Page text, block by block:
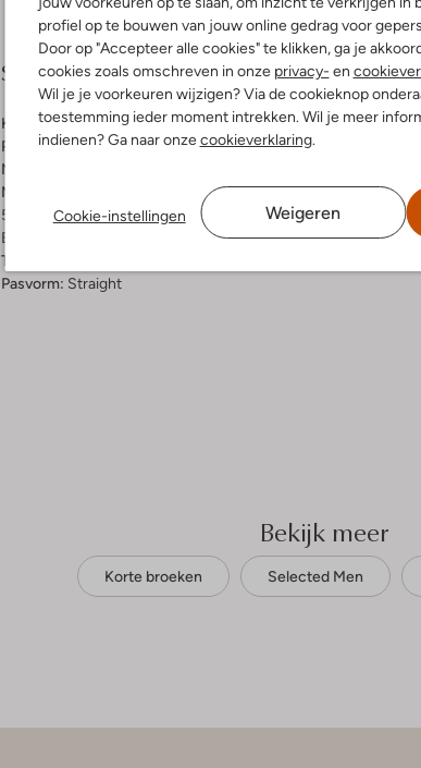
profiel op te bouwen van jouw online gedrag voor
Door op "Accepteer alle cookies" te klikken, ga je
cookies zoals omschreven in onze privacy- en
Wil je je voorkeuren wijzigen? Via de cookieknop
toestemming ieder moment intrekken. Wil je meer
indienen? Ga naar onzecookieverklaring.
Cookie-instellingen Weigeren
Samenstelling & Pasvorm
Kleur:Donkerblauw
Patroon:Streep
Materiaal:
Materiaalpercentages:
50% Biologisch Katoen, 49% Katoen, 1%
Elastaan
Taillehoogte:
Pasvorm: Straight
Alleen
Bekijk meer
Korte broeken Selected Men